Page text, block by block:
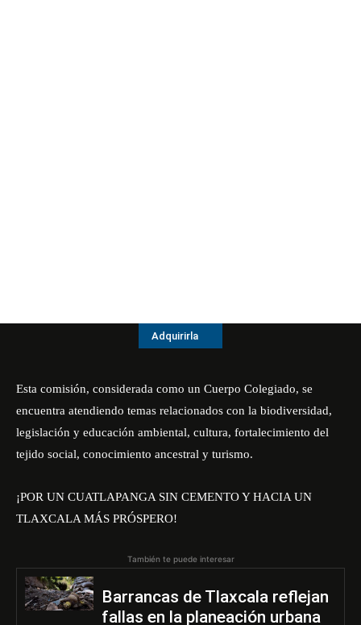
Adquirirla
Esta comisión, considerada como un Cuerpo Colegiado, se
encuentra atendiendo temas relacionados con la biodiversidad,
legislación y educación ambiental, cultura, fortalecimiento del
tejido social, conocimiento ancestral y turismo.
¡POR UN CUATLAPANGA SIN CEMENTO Y HACIA UN
TLAXCALA MÁS PRÓSPERO!
También te puede interesar
Barrancas de Tlaxcala reflejan
fallas en la planeación urbana